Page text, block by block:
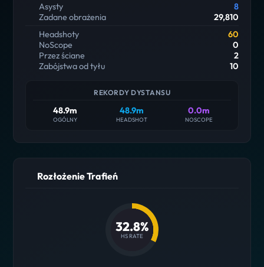
Asysty
8
Zadane obrażenia
29,810
Headshoty
60
NoScope
0
Przez ściane
2
Zabójstwa od tyłu
10
REKORDY DYSTANSU
48.9m
OGÓLNY
48.9m
HEADSHOT
0.0m
NOSCOPE
Rozłożenie Trafień
32.8%
HS RATE